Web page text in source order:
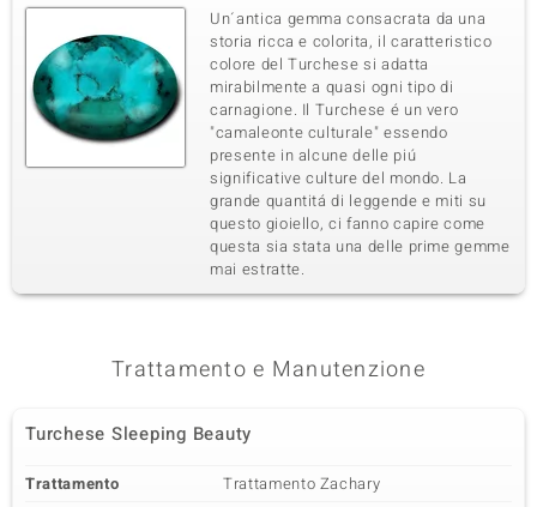
Un´antica gemma consacrata da una
storia ricca e colorita, il caratteristico
colore del Turchese si adatta
mirabilmente a quasi ogni tipo di
carnagione. Il Turchese é un vero
"camaleonte culturale" essendo
presente in alcune delle piú
significative culture del mondo. La
grande quantitá di leggende e miti su
questo gioiello, ci fanno capire come
questa sia stata una delle prime gemme
mai estratte.
Trattamento e Manutenzione
Turchese Sleeping Beauty
Trattamento Trattamento Zachary